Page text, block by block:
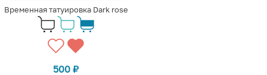
Временная татуировка Dark rose
500 ₽